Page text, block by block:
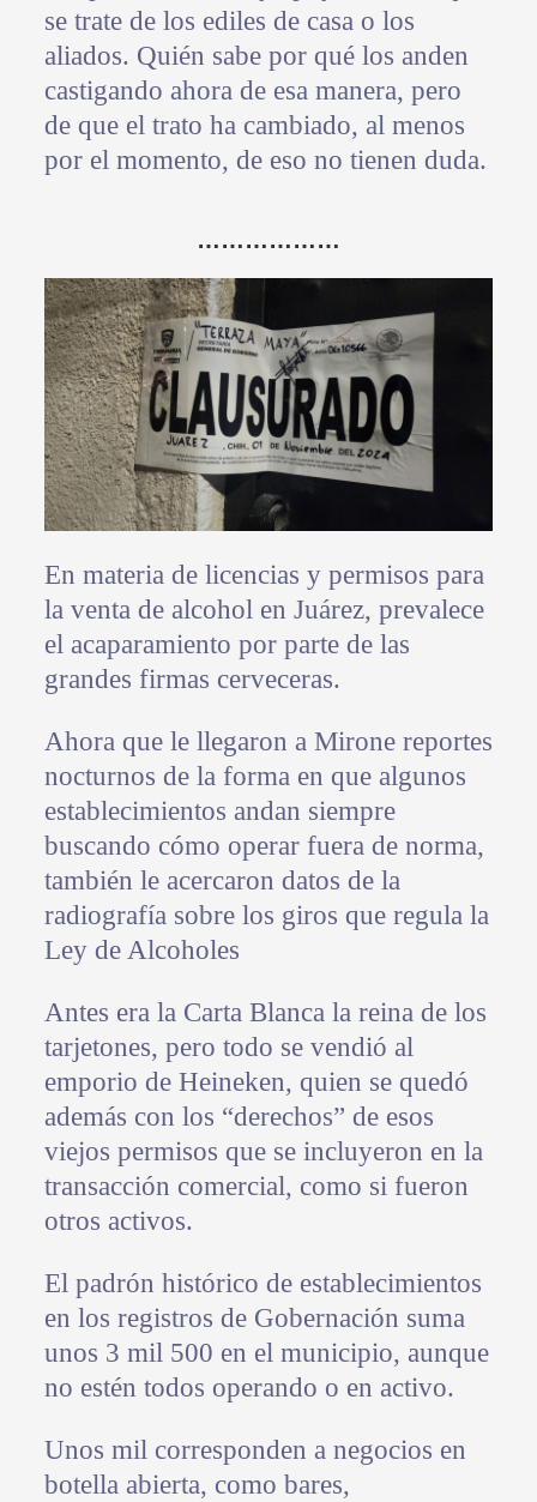
se trate de los ediles de casa o los
aliados. Quién sabe por qué los anden
castigando ahora de esa manera, pero
de que el trato ha cambiado, al menos
por el momento, de eso no tienen duda.
………………
En materia de licencias y permisos para
la venta de alcohol en Juárez, prevalece
el acaparamiento por parte de las
grandes firmas cerveceras.
Ahora que le llegaron a Mirone reportes
nocturnos de la forma en que algunos
establecimientos andan siempre
buscando cómo operar fuera de norma,
también le acercaron datos de la
radiografía sobre los giros que regula la
Ley de Alcoholes
Antes era la Carta Blanca la reina de los
tarjetones, pero todo se vendió al
emporio de Heineken, quien se quedó
además con los “derechos” de esos
viejos permisos que se incluyeron en la
transacción comercial, como si fueron
otros activos.
El padrón histórico de establecimientos
en los registros de Gobernación suma
unos 3 mil 500 en el municipio, aunque
no estén todos operando o en activo.
Unos mil corresponden a negocios en
botella abierta, como bares,